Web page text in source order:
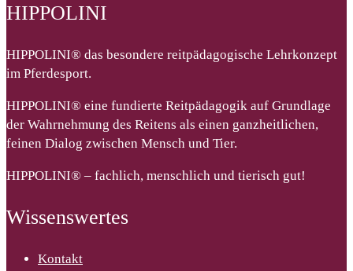
HIPPOLINI
HIPPOLINI® das besondere reitpädagogische Lehrkonzept
im Pferdesport.
HIPPOLINI® eine fundierte Reitpädagogik auf Grundlage
der Wahrnehmung des Reitens als einen ganzheitlichen,
feinen Dialog zwischen Mensch und Tier.
HIPPOLINI® – fachlich, menschlich und tierisch gut!
Wissenswertes
Kontakt